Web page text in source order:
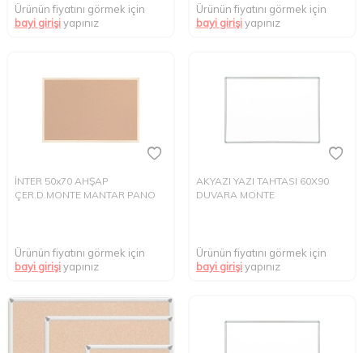
Ürünün fiyatını görmek için
bayi girişiyapınız
Ürünün fiyatını görmek için
bayi girişiyapınız
İNTER 50x70 AHŞAP
ÇER.D.MONTE MANTAR PANO
Ürünün fiyatını görmek için
bayi girişiyapınız
AKYAZI YAZI TAHTASI 60X90
DUVARA MONTE
Ürünün fiyatını görmek için
bayi girişiyapınız